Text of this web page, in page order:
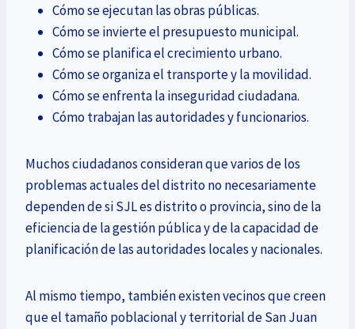
Cómo se ejecutan las obras públicas.
Cómo se invierte el presupuesto municipal.
Cómo se planifica el crecimiento urbano.
Cómo se organiza el transporte y la movilidad.
Cómo se enfrenta la inseguridad ciudadana.
Cómo trabajan las autoridades y funcionarios.
Muchos ciudadanos consideran que varios de los
problemas actuales del distrito no necesariamente
dependen de si SJL es distrito o provincia, sino de la
eficiencia de la gestión pública y de la capacidad de
planificación de las autoridades locales y nacionales.
Al mismo tiempo, también existen vecinos que creen
que el tamaño poblacional y territorial de San Juan